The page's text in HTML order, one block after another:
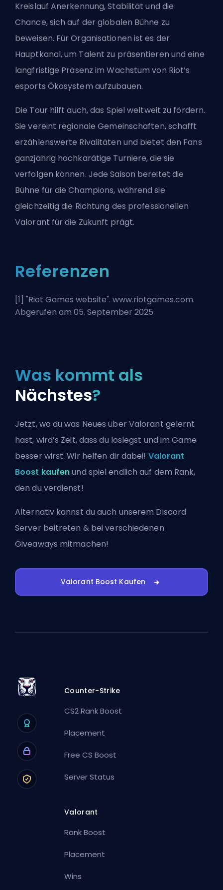
Kreislauf Anerkennung, Stabilität und die
Chance, sich auf der globalen Bühne zu
beweisen. Für Organisationen ist es der
Hauptkanal, um Talent zu präsentieren und eine
langfristige Präsenz imWachstum von Riot’s
esports Ökosystem aufzubauen.
Die Tour hilft auch, das Spiel weltweit zu fördern.
Sie vereint regionale Gemeinschaften, schafft
erzählenswerte Rivalitäten und bietet den Fans
ganzjährig hochkarätige Turniere, die sie
verfolgen können. Jede Saison bereitet die
Bühne für die Champions, während sie
gleichzeitig die Richtung des professionellen
Valorant für die Zukunft prägt.
Referenzen
[1] "Riot Games website". www.riotgames.com.
Abgerufen am 05. September 2025
Was kommt als
Nächstes?
Jetzt, wo du was Neues über Valorant gelernt
hast, wird’s Zeit, dass du loslegst und im Game
besser wirst. Wir helfen dir dabei! Valorant
Boost kaufenund spiel endlich auf dem Rank,
den du verdienst!
Alternativ kannst du auch unserem Discord
Server beitreten & bei verschiedenen
Giveaways mitmachen!
Valorant Boost Kaufen
Counter-Strike
CS2 Rank Boost
Placement
Free CS Boost
Server Status
Valorant
Rank Boost
Placement
Wins